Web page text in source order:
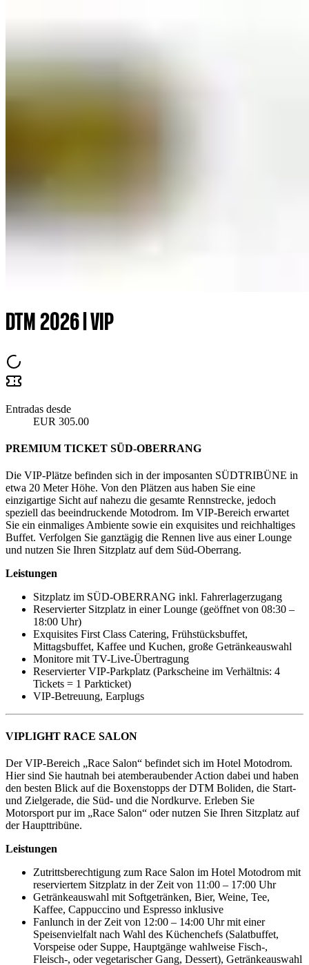
DTM 2026 | VIP
Entradas desde
EUR 305.00
PREMIUM TICKET SÜD-OBERRANG
Die VIP-Plätze befinden sich in der imposanten SÜDTRIBÜNE in
etwa 20 Meter Höhe. Von den Plätzen aus haben Sie eine
einzigartige Sicht auf nahezu die gesamte Rennstrecke, jedoch
speziell das beeindruckende Motodrom. Im VIP-Bereich erwartet
Sie ein einmaliges Ambiente sowie ein exquisites und reichhaltiges
Buffet. Verfolgen Sie ganztägig die Rennen live aus einer Lounge
und nutzen Sie Ihren Sitzplatz auf dem Süd-Oberrang.
Leistungen
Sitzplatz im SÜD-OBERRANG inkl. Fahrerlagerzugang
Reservierter Sitzplatz in einer Lounge (geöffnet von 08:30 –
18:00 Uhr)
Exquisites First Class Catering, Frühstücksbuffet,
Mittagsbuffet, Kaffee und Kuchen, große Getränkeauswahl
Monitore mit TV-Live-Übertragung
Reservierter VIP-Parkplatz (Parkscheine im Verhältnis: 4
Tickets = 1 Parkticket)
VIP-Betreuung, Earplugs
VIPLIGHT RACE SALON
Der VIP-Bereich „Race Salon“ befindet sich im Hotel Motodrom.
Hier sind Sie hautnah bei atemberaubender Action dabei und haben
den besten Blick auf die Boxenstopps der DTM Boliden, die Start-
und Zielgerade, die Süd- und die Nordkurve. Erleben Sie
Motorsport pur im „Race Salon“ oder nutzen Sie Ihren Sitzplatz auf
der Haupttribüne.
Leistungen
Zutrittsberechtigung zum Race Salon im Hotel Motodrom mit
reserviertem Sitzplatz in der Zeit von 11:00 – 17:00 Uhr
Getränkeauswahl mit Softgetränken, Bier, Weine, Tee,
Kaffee, Cappuccino und Espresso inklusive
Fanlunch in der Zeit von 12:00 – 14:00 Uhr mit einer
Speisenvielfalt nach Wahl des Küchenchefs (Salatbuffet,
Vorspeise oder Suppe, Hauptgänge wahlweise Fisch-,
Fleisch-, oder vegetarischer Gang, Dessert), Getränkeauswahl